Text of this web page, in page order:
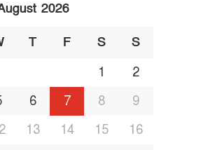
2026
T F S S
1
2
6 7 8
9
13 14 15
16